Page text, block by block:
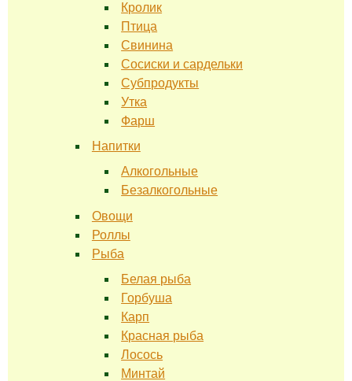
Кролик
Птица
Свинина
Сосиски и сардельки
Субпродукты
Утка
Фарш
Напитки
Алкогольные
Безалкогольные
Овощи
Роллы
Рыба
Белая рыба
Горбуша
Карп
Красная рыба
Лосось
Минтай